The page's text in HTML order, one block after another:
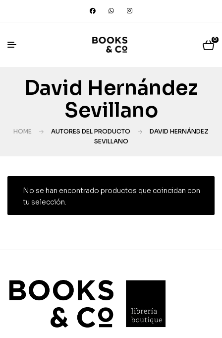
0
David Hernández
Sevillano
HOME AUTORES DEL PRODUCTO
DAVID HERNÁNDEZ
SEVILLANO
No se han encontrado productos que coincidan con
tu selección.